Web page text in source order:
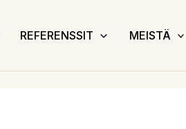
REFERENSSIT MEISTÄ